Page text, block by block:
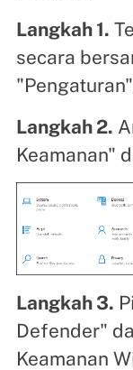
Langkah 1.
secara
Langkah 2.
Keamanan"
Langkah 3.
Defender"
Keamanan